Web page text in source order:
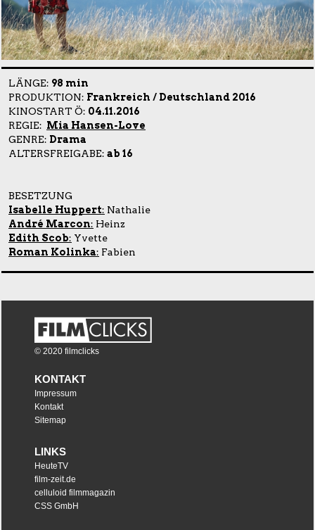
LÄNGE: 98 min
PRODUKTION: Frankreich / Deutschland 2016
KINOSTART Ö: 04.11.2016
REGIE: Mia Hansen-Love
GENRE: Drama
ALTERSFREIGABE: ab 16
BESETZUNG
Isabelle Huppert: Nathalie
André Marcon: Heinz
Edith Scob: Yvette
Roman Kolinka: Fabien
© 2020 filmclicks
KONTAKT
Impressum
Kontakt
Sitemap
LINKS
HeuteTV
film-zeit.de
celluloid filmmagazin
CSS GmbH